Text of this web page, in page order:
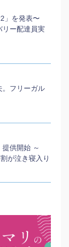
」を発表〜
リー配達員実
。フリーガル
供開始 ～
が泣き寝入り